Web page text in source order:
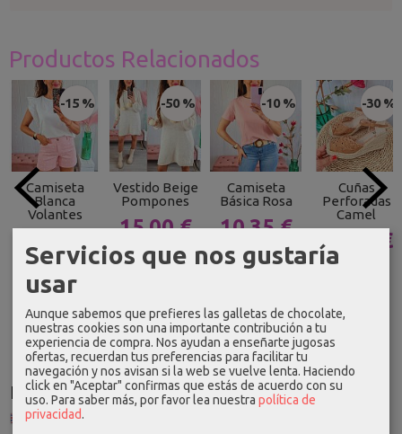
Idioma
Productos Relacionados
-15 %
Camiseta
Blanca
Volantes
16,99 €
19,99 €
-50 %
Vestido Beige
Pompones
15,00 €
29,99 €
-10 %
Camiseta
Básica Rosa
10,35 €
11,50 €
-30 %
Cuñas
Perforadas
Camel
20,29 €
28,99 €
Servicios que nos gustaría
usar
Aunque sabemos que prefieres las galletas de chocolate,
nuestras cookies son una importante contribución a tu
experiencia de compra. Nos ayudan a enseñarte jugosas
ofertas, recuerdan tus preferencias para facilitar tu
navegación y nos avisan si la web se vuelve lenta. Haciendo
click en "Aceptar" confirmas que estás de acuerdo con su
uso. Para saber más, por favor lea nuestra política de
privacidad.